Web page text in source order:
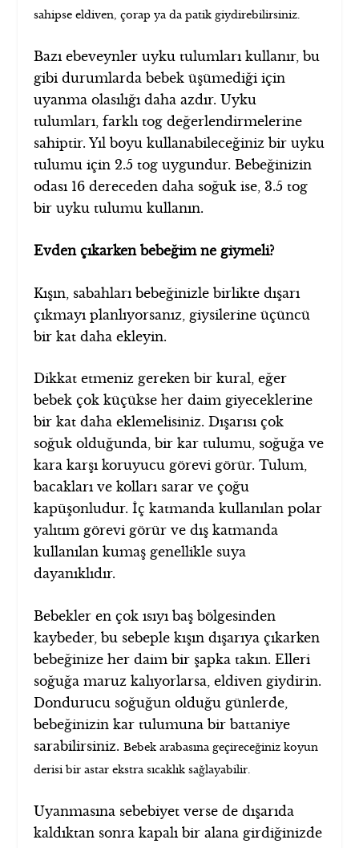
sahipse eldiven, çorap ya da patik giydirebilirsiniz.
Bazı ebeveynler uyku tulumları kullanır, bu
gibi durumlarda bebek üşümediği için
uyanma olasılığı daha azdır. Uyku
tulumları, farklı tog değerlendirmelerine
sahiptir. Yıl boyu kullanabileceğiniz bir uyku
tulumu için 2.5 tog uygundur. Bebeğinizin
odası 16 dereceden daha soğuk ise, 3.5 tog
bir uyku tulumu kullanın.
Evden çıkarken bebeğim ne giymeli?
Kışın, sabahları bebeğinizle birlikte dışarı
çıkmayı planlıyorsanız, giysilerine üçüncü
bir kat daha ekleyin.
Dikkat etmeniz gereken bir kural, eğer
bebek çok küçükse her daim giyeceklerine
bir kat daha eklemelisiniz. Dışarısı çok
soğuk olduğunda, bir kar tulumu, soğuğa ve
kara karşı koruyucu görevi görür. Tulum,
bacakları ve kolları sarar ve çoğu
kapüşonludur. İç katmanda kullanılan polar
yalıtım görevi görür ve dış katmanda
kullanılan kumaş genellikle suya
dayanıklıdır.
Bebekler en çok ısıyı baş bölgesinden
kaybeder, bu sebeple kışın dışarıya çıkarken
bebeğinize her daim bir şapka takın. Elleri
soğuğa maruz kalıyorlarsa, eldiven giydirin.
Dondurucu soğuğun olduğu günlerde,
bebeğinizin kar tulumuna bir battaniye
sarabilirsiniz.Bebek arabasına geçireceğiniz koyun
derisi bir astar ekstra sıcaklık sağlayabilir.
Uyanmasına sebebiyet verse de dışarıda
kaldıktan sonra kapalı bir alana girdiğinizde